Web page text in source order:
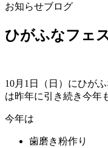
お知らせブログ
ひがふなフェ
10月1日（日）にひが
は昨年に引き続き今年
今年は
歯磨き粉作り